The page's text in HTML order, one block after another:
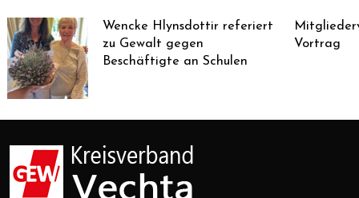
Wencke Hlynsdottir referiert
zu Gewalt gegen
Beschäftigte an Schulen
Vortrag